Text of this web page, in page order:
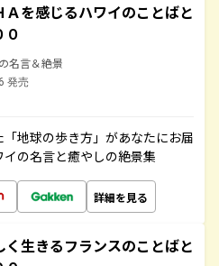
Ａを感じるハワイのことばと
０
名言＆絶景
発売
地球の歩き方」があなたにお届
の名言と癒やしの絶景集
詳細を見る
く生きるフランスのことばと